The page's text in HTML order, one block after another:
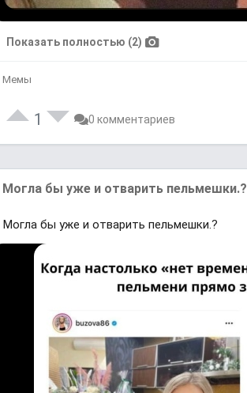
Показать полностью (2)
Мемы
1 0 комментариев
Могла бы уже и отварить пельмешки.?
Могла бы уже и отварить пельмешки.?